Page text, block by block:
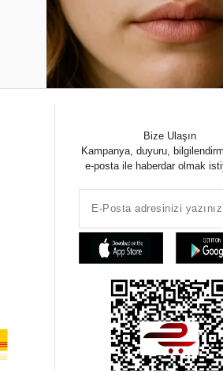
Bize Ulaşın
Kampanya, duyuru,
e-posta ile haberdar olmak